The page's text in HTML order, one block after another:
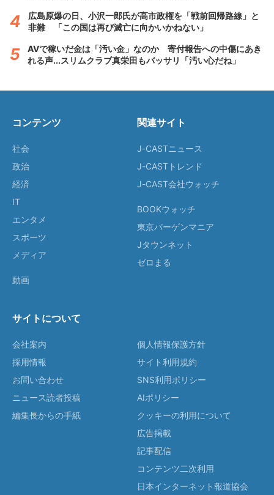
広島原爆の日、小沢一郎氏が高市政権を「戦前回帰路線」と
非難 「この国は再び滅亡に向かいかねない」
AVで稼いだ金は「汚い金」なのか 寄付報告への中傷にあき
れる声...スリムクラブ真栄田もバッサリ「汚い心だね」
コンテンツ
社会
政治
経済
IT
エンタメ
スポーツ
メディア
動画
関連サイト
J-CASTニュース
J-CASTトレンド
J-CAST会社ウォッチ
BOOKウォッチ
東京バーゲンマニア
Jタウンネット
ゼロまる
サイトについて
会社案内
採用情報
お問い合わせ
ニュース読者投稿
編集長からの手紙
個人情報保護方針
サイト利用規約
SNS利用ポリシー
AIポリシー
クッキーの利用について
広告掲載
記事配信
コンテンツ二次利用
日本インターネット報道協会